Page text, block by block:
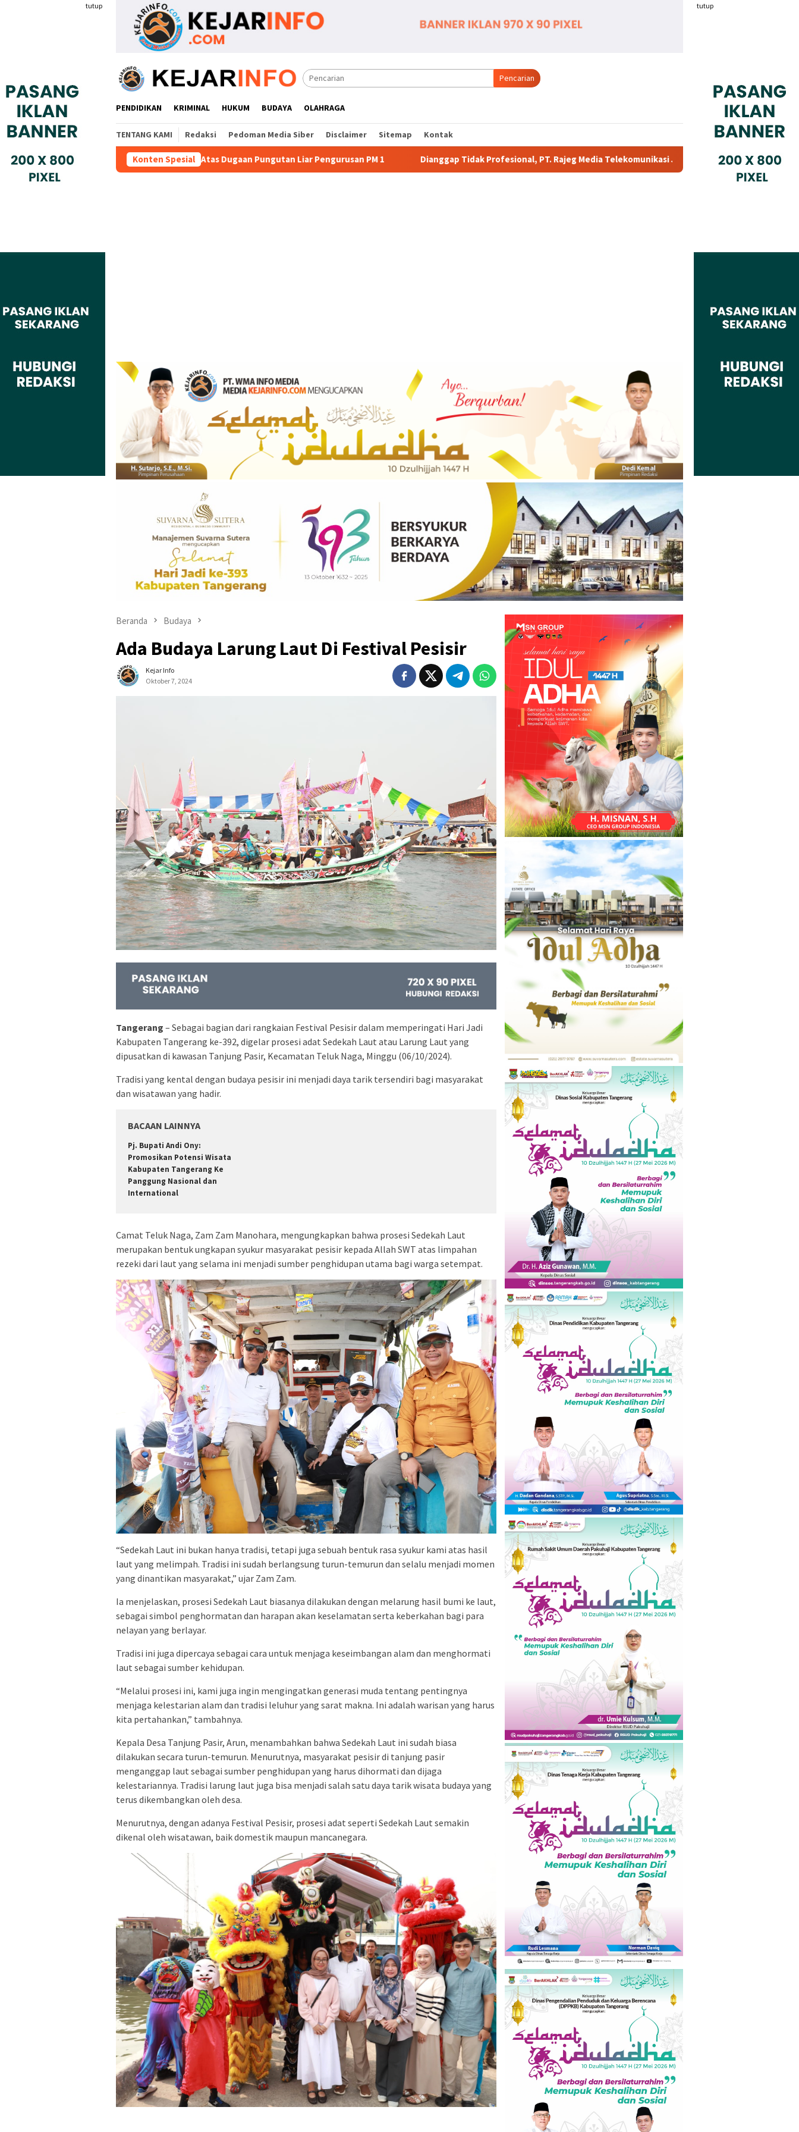
tutup tutup
Pencarian
PENDIDIKAN KRIMINAL HUKUM BUDAYA OLAHRAGA
TENTANG KAMI Redaksi Pedoman Media Siber Disclaimer Sitemap Kontak
Konten Spesial
Buaran Bambu Atas Dugaan Pungutan Liar Pengurusan PM 1 Dianggap Tidak Profesional, PT. Rajeg Media Telekomunikasi Jadi Sorotan Pelanggan
Beranda Budaya
Ada Budaya Larung Laut Di Festival Pesisir
Kejar Info
Oktober 7, 2024
Tangerang – Sebagai bagian dari rangkaian Festival Pesisir dalam memperingati Hari Jadi
Kabupaten Tangerang ke-392, digelar prosesi adat Sedekah Laut atau Larung Laut yang
dipusatkan di kawasan Tanjung Pasir, Kecamatan Teluk Naga, Minggu (06/10/2024).
Tradisi yang kental dengan budaya pesisir ini menjadi daya tarik tersendiri bagi masyarakat
dan wisatawan yang hadir.
BACAAN LAINNYA
Pj. Bupati Andi Ony:
Promosikan Potensi Wisata
Kabupaten Tangerang Ke
Panggung Nasional dan
International
Camat Teluk Naga, Zam Zam Manohara, mengungkapkan bahwa prosesi Sedekah Laut
merupakan bentuk ungkapan syukur masyarakat pesisir kepada Allah SWT atas limpahan
rezeki dari laut yang selama ini menjadi sumber penghidupan utama bagi warga setempat.
“Sedekah Laut ini bukan hanya tradisi, tetapi juga sebuah bentuk rasa syukur kami atas hasil
laut yang melimpah. Tradisi ini sudah berlangsung turun-temurun dan selalu menjadi momen
yang dinantikan masyarakat,” ujar Zam Zam.
Ia menjelaskan, prosesi Sedekah Laut biasanya dilakukan dengan melarung hasil bumi ke laut,
sebagai simbol penghormatan dan harapan akan keselamatan serta keberkahan bagi para
nelayan yang berlayar.
Tradisi ini juga dipercaya sebagai cara untuk menjaga keseimbangan alam dan menghormati
laut sebagai sumber kehidupan.
“Melalui prosesi ini, kami juga ingin mengingatkan generasi muda tentang pentingnya
menjaga kelestarian alam dan tradisi leluhur yang sarat makna. Ini adalah warisan yang harus
kita pertahankan,” tambahnya.
Kepala Desa Tanjung Pasir, Arun, menambahkan bahwa Sedekah Laut ini sudah biasa
dilakukan secara turun-temurun. Menurutnya, masyarakat pesisir di tanjung pasir
menganggap laut sebagai sumber penghidupan yang harus dihormati dan dijaga
kelestariannya. Tradisi larung laut juga bisa menjadi salah satu daya tarik wisata budaya yang
terus dikembangkan oleh desa.
Menurutnya, dengan adanya Festival Pesisir, prosesi adat seperti Sedekah Laut semakin
dikenal oleh wisatawan, baik domestik maupun mancanegara.